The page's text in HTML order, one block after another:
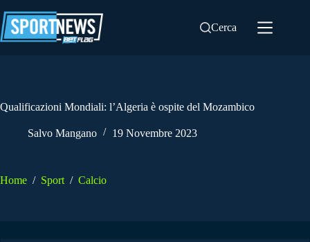
al
contenuto
Cerca
Qualificazioni Mondiali: l’Algeria è ospite del Mozambico
Salvo Mangano 19 Novembre 2023
Home / Sport / Calcio